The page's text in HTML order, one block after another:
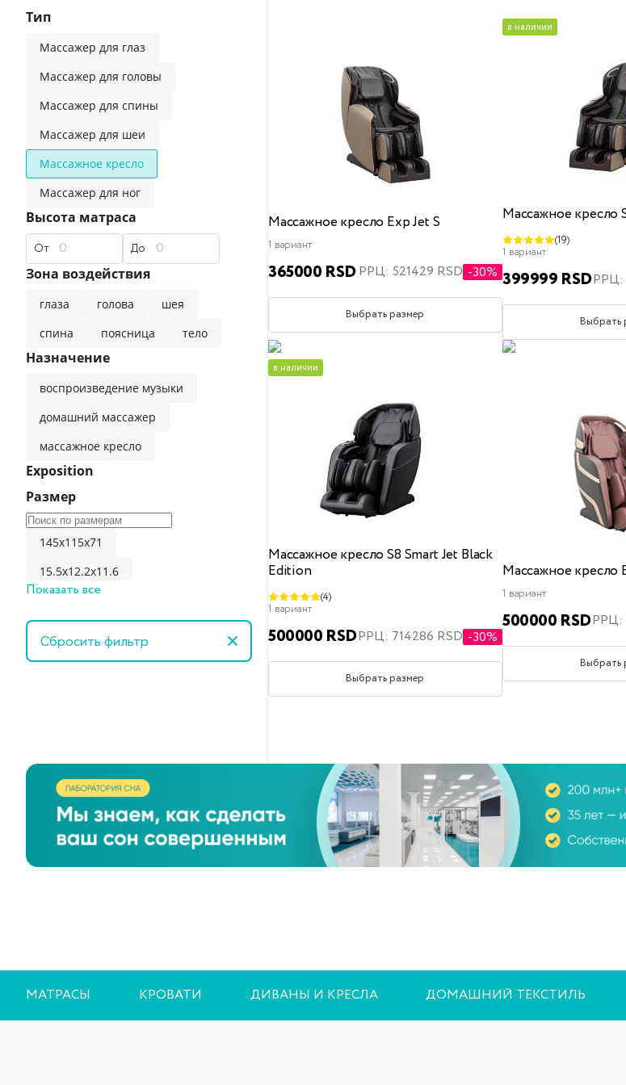
Эксклюзивные матрасы
Премиальные материалы,
Детские матрасы
Безопасные материалы
популярные фильтры
Наматрасники Жесткий Средний Мягкий 180x200 200x200
популярные фильтры
120x200 140x200 200x200 полуторные с подъемным
прямые диваны
популярные фильтры
для сна на боку для сна на спине для сна на животе детские
Тип
Массажер для глаз
Массажер для головы
Массажер для спины
Массажер для шеи
Массажное кресло
Массажер для ног
Высота матраса
От До
Зона воздействия
глаза голова
шея
спина
поясница тело
Назначение
воспроизведение музыки
домашний массажер
массажное кресло
Exposition
Размер
145x115x71
15.5x12.2x11.6
21x10.8x7.8cm
В наличии в магазинах
В наличии
Показать все
Сбросить фильтр
Массажное кресло Exp Jet S
1 вариант
365000 RSDРРЦ: 521429 RSD -30%
Выбрать размер
в наличии
Массажное кресло
(19)
1 вариант
399999 RSDРРЦ:
Выбрать
в наличии
Массажное кресло S8 Smart Jet Black
Edition
(4)
1 вариант
500000 RSDРРЦ: 714286 RSD -30%
Выбрать размер
Массажное кресло
1 вариант
500000 RSDРРЦ:
Выбрать
МАТРАСЫ КРОВАТИ ДИВАНЫ И КРЕСЛА ДОМАШНИЙ ТЕКСТИЛЬ